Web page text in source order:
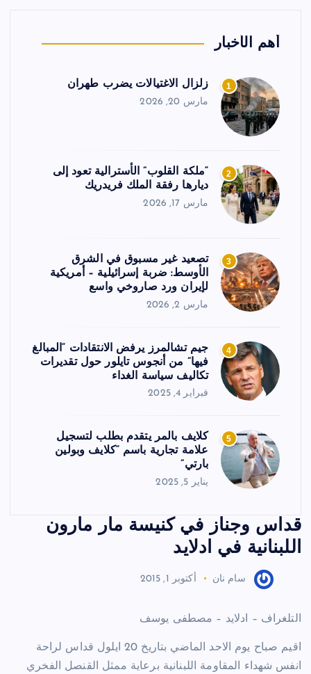
أهم الأخبار
1 زلزال الاغتيالات يضرب طهران
مارس 20, 2026
2
“ملكة القلوب” الأسترالية تعود إلى
ديارها رفقة الملك فريدريك
مارس 17, 2026
3
تصعيد غير مسبوق في الشرق
الأوسط: ضربة إسرائيلية – أمريكية
لإيران ورد صاروخي واسع
مارس 2, 2026
4
جيم تشالمرز يرفض الانتقادات “المبالغ
فيها” من أنجوس تايلور حول تقديرات
تكاليف سياسة الغداء
فبراير 4, 2025
5
كلايف بالمر يتقدم بطلب لتسجيل
علامة تجارية باسم “كلايف وبولين
بارتي”
يناير 5, 2025
قداس وجناز في كنيسة مار مارون
اللبنانية في ادلايد
سام نان أكتوبر 1, 2015
التلغراف – ادلايد – مصطفى يوسف
اقيم صباح يوم الاحد الماضي بتاريخ 20 ايلول قداس لراحة
انفس شهداء المقاومة اللبنانية برعاية ممثل القنصل الفخري